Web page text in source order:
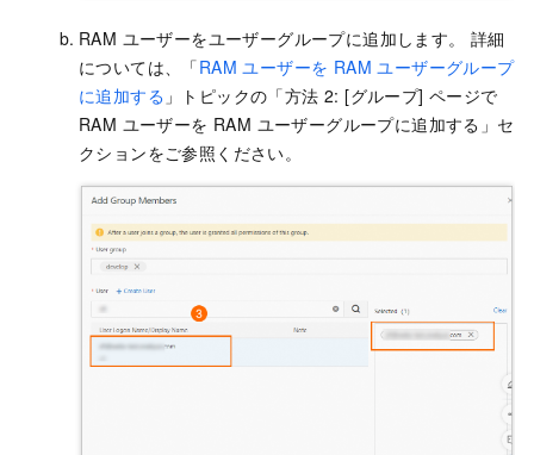
RAM ユーザーをユーザーグループに追加します。 詳細
については、「RAM ユーザーを RAM ユーザーグループ
に追加する 」トピックの「方法 2: [グループ] ページで
RAM ユーザーを RAM ユーザーグループに追加する」セ
クションをご参照ください。